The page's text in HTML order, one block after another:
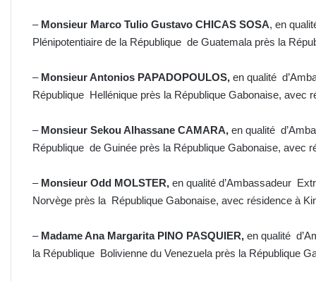
– Monsieur Marco Tulio Gustavo CHICAS SOSA, en
Plénipotentiaire de la République de Guatemala près la
– Monsieur Antonios PAPADOPOULOS, en qualité
République Hellénique près la République Gabonaise, avec
– Monsieur Sekou Alhassane CAMARA, en qualité
République de Guinée près la République Gabonaise, avec
– Monsieur Odd MOLSTER, en qualité d’Ambassadeur
Norvège près la République Gabonaise, avec résidence à
– Madame Ana Margarita PINO PASQUIER, en qualité
la République Bolivienne du Venezuela près la République